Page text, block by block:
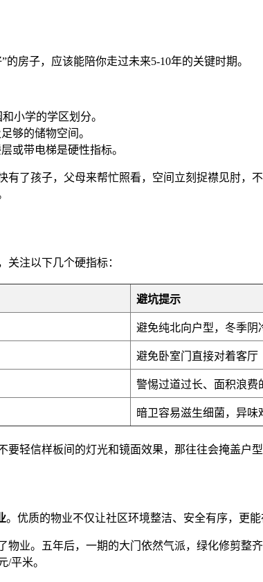
房子，应该能陪你走过未来5-10年的关键时期。
小学的学区划分。
够的储物空间。
或带电梯是硬性指标。
了孩子，父母来帮忙照看，空间立刻捉襟见肘，
注以下几个硬指标：
避坑提示
避免纯北向户型，冬季阴
避免卧室门直接对着客厅
警惕过道过长、面积浪费
暗卫容易滋生细菌，异味
轻信样板间的灯光和镜面效果，那往往会掩盖户型
。优质的物业不仅让社区环境整洁、安全有序，更能
业。五年后，一期的大门依然气派，绿化修剪整
/平米。